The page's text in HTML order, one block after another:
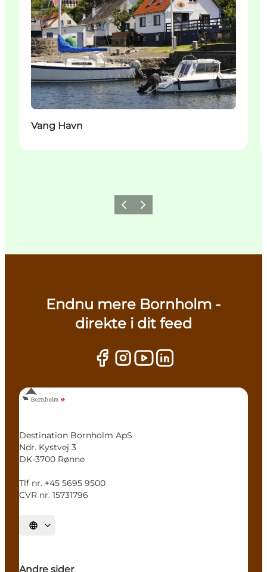
Vang Havn
ForrigeNæste
Endnu mere Bornholm -
direkte i dit feed
Destination Bornholm ApS
Ndr. Kystvej 3
DK-3700 Rønne
Tlf nr. +45 5695 9500
CVR nr. 15731796
Vælg sprog
Andre sider